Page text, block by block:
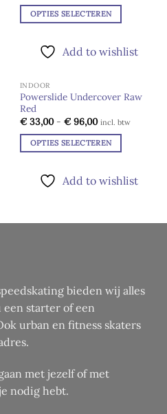
tot
€ 30,00
OPTIES SELECTEREN
product
variaties.
Deze
optie
gekozen
Add to wishlist
INDOOR
Powerslide Undercover Raw
Red
€33,00 - €96,00Prijsklasse:
€ 33,00
tot
€ 96,00
incl. btw
OPTIES SELECTEREN
product
worden
op
productpagina
Add to wishlist
bieden wij alles
starter of een
urban en fitness skaters
met jezelf of met
nodig hebt.